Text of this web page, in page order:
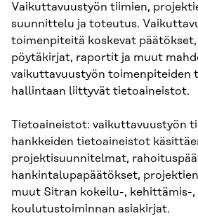
Vaikuttavuustyön tiimien,
suunnittelu ja toteutus.
toimenpiteitä koskevat
pöytäkirjat, raportit ja muut
vaikuttavuustyön toimenpiteiden
hallintaan liittyvät tietoaineistot.
Tietoaineistot: vaikuttavuustyön
hankkeiden tietoaineistot
projektisuunnitelmat,
hankintalupapäätökset,
muut Sitran kokeilu-, kehittämis-,
koulutustoiminnan asiakirjat.